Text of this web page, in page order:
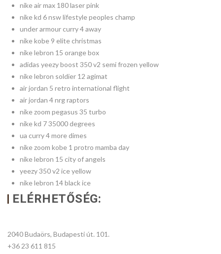
nike air max 180 laser pink
nike kd 6 nsw lifestyle peoples champ
under armour curry 4 away
nike kobe 9 elite christmas
nike lebron 15 orange box
adidas yeezy boost 350 v2 semi frozen yellow
nike lebron soldier 12 agimat
air jordan 5 retro international flight
air jordan 4 nrg raptors
nike zoom pegasus 35 turbo
nike kd 7 35000 degrees
ua curry 4 more dimes
nike zoom kobe 1 protro mamba day
nike lebron 15 city of angels
yeezy 350 v2 ice yellow
nike lebron 14 black ice
ELÉRHETŐSÉG:
2040 Budaörs, Budapesti út. 101.
+36 23 611 815